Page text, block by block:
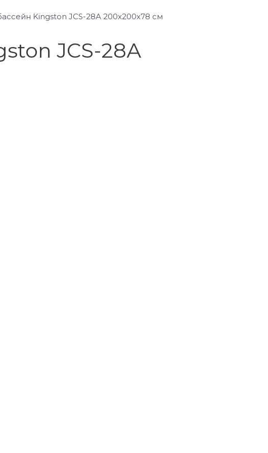
Kingston JCS-28А 200x200x78 см
JCS-28А